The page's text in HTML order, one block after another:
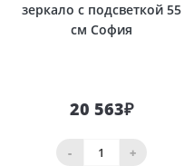
зеркало с подсветкой 55
см София
20 563₽
- +